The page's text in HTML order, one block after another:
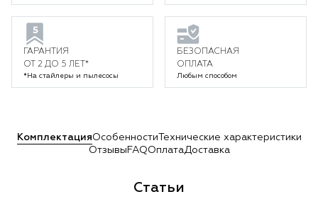
ГАРАНТИЯ
ОТ 2 ДО 5 ЛЕТ*
*На стайлеры и пылесосы
БЕЗОПАСНАЯ
ОПЛАТА
Любым способом
КомплектацияОсобенности Технические характеристики
Отзывы FAQОплатаДоставка
Статьи